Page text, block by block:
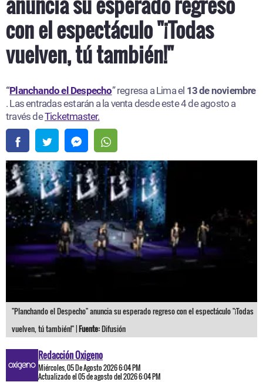
con el espectáculo "¡Todas
vuelven, tú también!"
“Planchando el Despecho” regresa a Lima el 13 de noviembre
. Las entradas estarán a la venta desde este 4 de agosto a
través deTicketmaster.
"Planchando el Despecho" anuncia su esperado regreso con el espectáculo "¡Todas
vuelven, tú también!" |Fuente:Difusión
Redacción Oxigeno
Miércoles, 05 De Agosto 2026 6:04 PM
Actualizado el 05 de agosto del 2026 6:04 PM